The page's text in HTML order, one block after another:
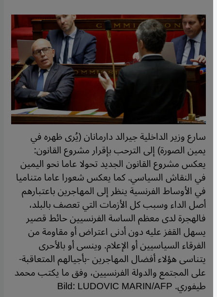
سارع وزير الداخلية جيرالد دارمانان (يُرى ظهره في
يمين الصورة) إلى الترحب بإقرار مشروع القانون:
يعكس مشروع القانون الجديد تحولا عاما نحو اليمين
في النقاش السياسي. كما يعكس شعورا عاما متناميا
في الأوساط الفرنسية ينظر إلى المهاجرين باعتبارهم
أصل الداء وسبب كل الأزمات التي تعصف بالبلد،
فالهجرة لدى معظم الساسة الفرنسيين حائط قصير
يسهل القفز عليه دون أدنى اعتراض أو مقاومة من
الفرقاء السياسيين أو الإعلام. وينسى أو بالأحرى
يتناسى هؤلاء أفضال المهاجرين -بأجيالهم المتعاقبة-
على المجتمع والدولة الفرنسيين، وفق ما يكتب محمد
طيفوري. Bild: LUDOVIC MARIN/AFP